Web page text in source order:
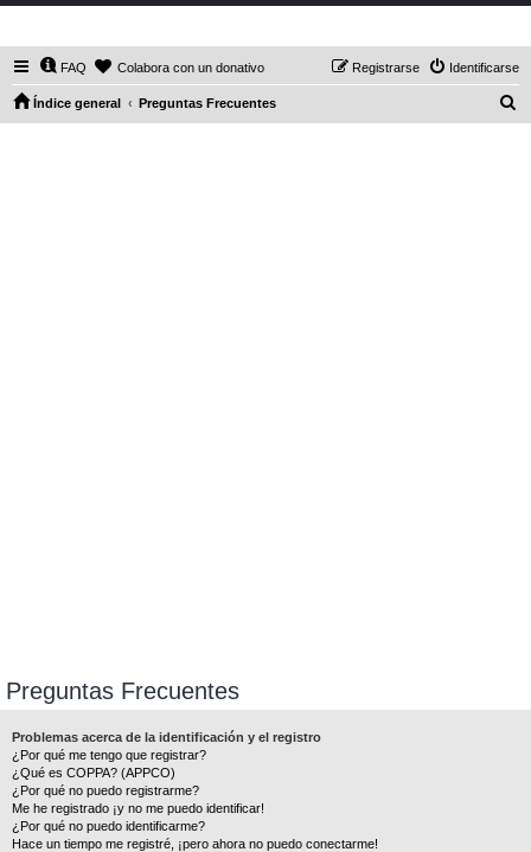
FAQ Colabora con un donativo Identificarse
Registrarse
Índice general Preguntas Frecuentes
Preguntas Frecuentes
Problemas acerca de la identificación y el registro
¿Por qué me tengo que registrar?
¿Qué es COPPA? (APPCO)
¿Por qué no puedo registrarme?
Me he registrado ¡y no me puedo identificar!
¿Por qué no puedo identificarme?
Hace un tiempo me registré, ¡pero ahora no puedo conectarme!